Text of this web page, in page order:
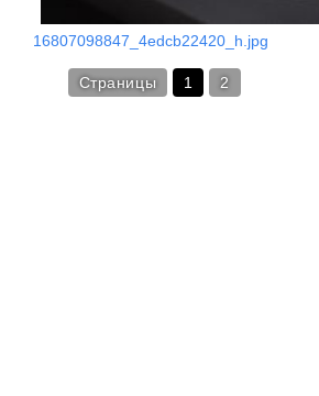
16807098847_4edcb22420_h.jpg
Страницы 1 2